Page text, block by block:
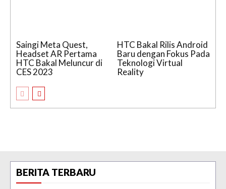
Saingi Meta Quest,
Headset AR Pertama
HTC Bakal Meluncur di
CES 2023
HTC Bakal Rilis Android
Baru dengan Fokus Pada
Teknologi Virtual
Reality
BERITA TERBARU